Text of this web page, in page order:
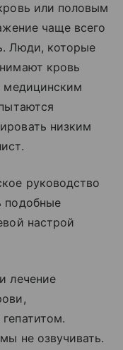
или половым
чаще всего
Люди, которые
кровь
медицинским
низким
руководство
подобные
настрой
лечение
не озвучивать.